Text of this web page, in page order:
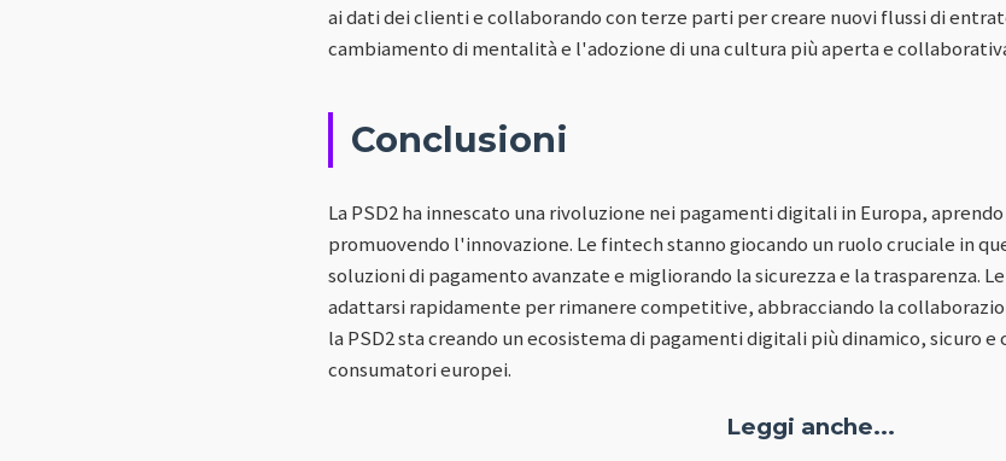
ai dati dei clienti e collaborando con terze parti per creare nuovi flussi di
cambiamento di mentalità e l'adozione di una cultura più aperta e
Conclusioni
La PSD2 ha innescato una rivoluzione nei pagamenti digitali in Europa,
promuovendo l'innovazione. Le fintech stanno giocando un ruolo cruciale in
soluzioni di pagamento avanzate e migliorando la sicurezza e la trasparenza.
adattarsi rapidamente per rimanere competitive, abbracciando la
la PSD2 sta creando un ecosistema di pagamenti digitali più dinamico, sicuro
consumatori europei.
Leggi anche...